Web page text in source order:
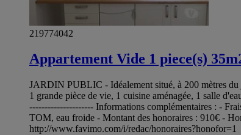
219774042
Appartement Vide 1 piece(s)
JARDIN PUBLIC - Idéalement situé, à 200 mètres
1 grande pièce de vie, 1 cuisine aménagée, 1 salle
--------------------- Informations complémentaires : -
TOM, eau froide - Montant des honoraires : 910€ -
http://www.favimo.com/i/redac/honoraires?honofor=1